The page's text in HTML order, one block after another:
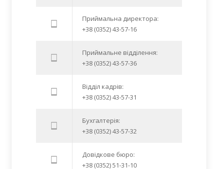
Приймальна директора:
+38 (0352) 43-57-16
Приймальне відділення:
+38 (0352) 43-57-36
Відділ кадрів:
+38 (0352) 43-57-31
Бухгалтерія:
+38 (0352) 43-57-32
Довідкове бюро:
+38 (0352) 51-31-10